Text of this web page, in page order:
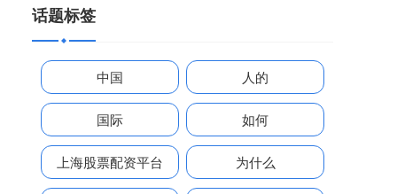
话题标签
中国 人的
国际 如何
上海股票配资平台 为什么